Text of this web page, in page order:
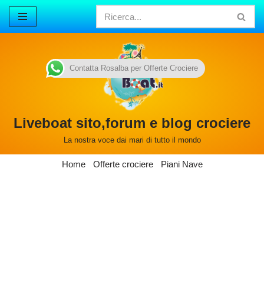
Vai
Liveboat sito,forum e blog crociere
La nostra voce dai mari di tutto il mondo
Home Offerte crociere Piani Nave
Contatta Rosalba per Offerte Crociere